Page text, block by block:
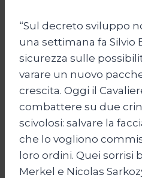
“Sul decreto sviluppo
una settimana fa Silvio
sicurezza sulle
varare un nuovo
crescita. Oggi il
combattere su due
scivolosi: salvare la
che lo vogliono
loro ordini. Quei sorrisi
Merkel e Nicolas